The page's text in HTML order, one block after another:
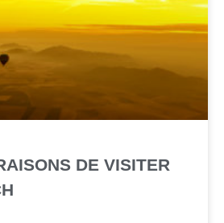
DE VISITER